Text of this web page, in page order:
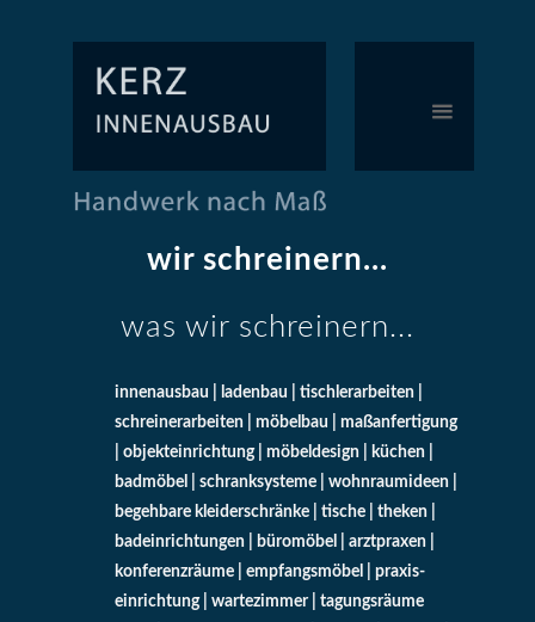
wir schreinern...
was wir schreinern...
innenausbau | ladenbau | tischlerarbeiten |
schreinerarbeiten | möbelbau | maßanfertigung
| objekteinrichtung | möbeldesign | küchen |
badmöbel | schranksysteme | wohnraumideen |
begehbare kleiderschränke | tische | theken |
badeinrichtungen | büromöbel | arztpraxen |
konferenzräume | empfangsmöbel | praxis-
einrichtung | wartezimmer | tagungsräume